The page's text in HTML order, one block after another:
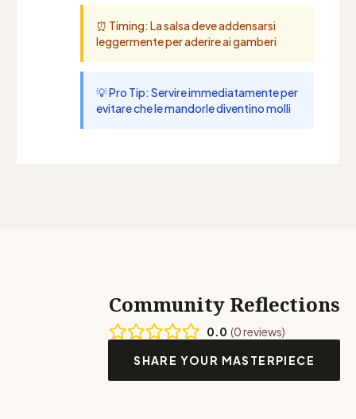
⏰ Timing: La salsa deve addensarsi
leggermente per aderire ai gamberi
💡 Pro Tip: Servire immediatamente per
evitare che le mandorle diventino molli
Community Reflections
0.0 (0 reviews)
SHARE YOUR MASTERPIECE